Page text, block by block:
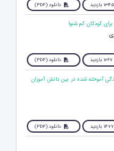
1345 بازدید دانلود (PDF)
1267 بازدید دانلود (PDF)
آموخته شده در بین دانش آموزان
1477 بازدید دانلود (PDF)